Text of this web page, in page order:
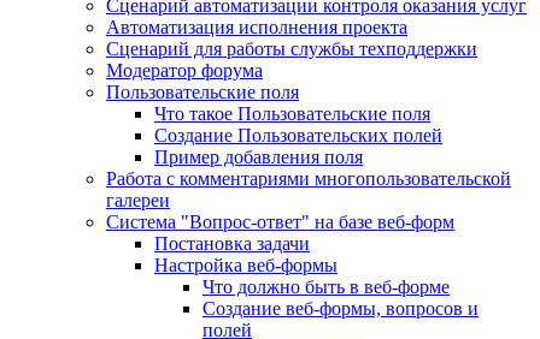
Сценарий автоматизации контроля оказания услуг
Автоматизация исполнения проекта
Сценарий для работы службы техподдержки
Модератор форума
Пользовательские поля
Что такое Пользовательские поля
Создание Пользовательских полей
Пример добавления поля
Работа с комментариями многопользовательской
галереи
Система "Вопрос-ответ" на базе веб-форм
Постановка задачи
Настройка веб-формы
Что должно быть в веб-форме
Создание веб-формы, вопросов и
полей